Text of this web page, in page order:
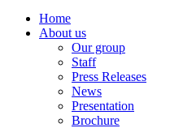
Home
About us
Our group
Staff
Press Releases
News
Presentation
Brochure